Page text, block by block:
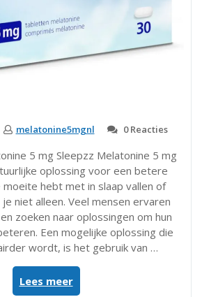
melatonine5mgnl 0 Reacties
5 mg Sleepzz Melatonine 5 mg
oplossing voor een betere
hebt met in slaap vallen of
niet alleen. Veel mensen ervaren
zoeken naar oplossingen om hun
Een mogelijke oplossing die
wordt, is het gebruik van …
Lees meer“Verbeter